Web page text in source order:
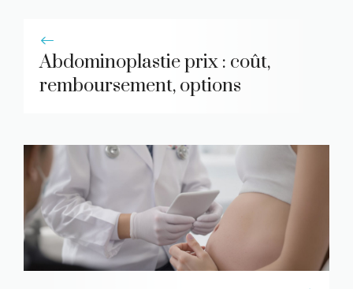
Abdominoplastie prix : coût,
remboursement, options